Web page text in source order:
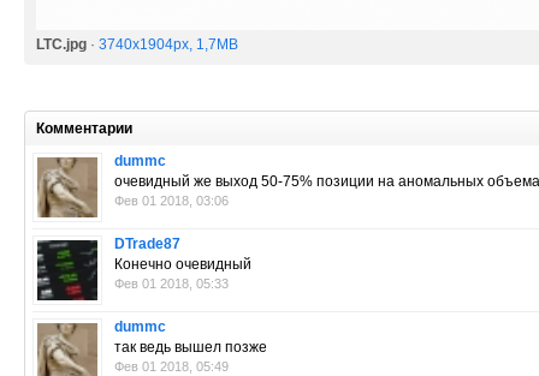
LTC.jpg · 3740x1904px, 1,7MB
Комментарии
dummc
очевидный же выход 50-75% позиции на аномальных
Фев 01 2018, 03:06
DTrade87
Конечно очевидный
Фев 01 2018, 05:33
dummc
так ведь вышел позже
Фев 01 2018, 05:49